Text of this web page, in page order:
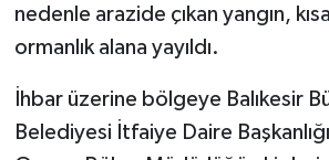
nedenle arazide çıkan yangın,
ormanlık alana yayıldı.
İhbar üzerine bölgeye Balıkesir
Belediyesi İtfaiye Daire